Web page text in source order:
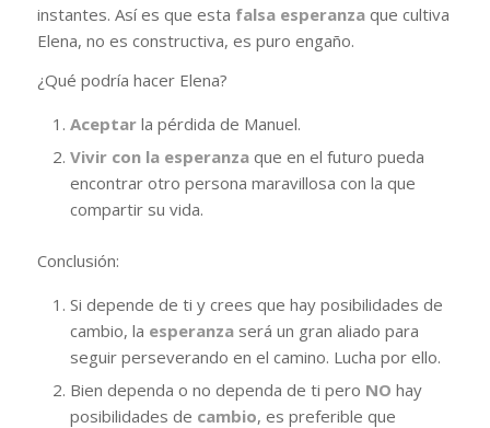
instantes. Así es que esta falsa esperanzaque cultiva
Elena, no es constructiva, es puro engaño.
¿Qué podría hacer Elena?
Aceptarla pérdida de Manuel.
Vivir con la esperanzaque en el futuro pueda
encontrar otro persona maravillosa con la que
compartir su vida.
Conclusión:
Si depende de ti y crees que hay posibilidades de
cambio, la esperanzaserá un gran aliado para
seguir perseverando en el camino. Lucha por ello.
Bien dependa o no dependa de ti pero NO hay
posibilidades de cambio, es preferible que